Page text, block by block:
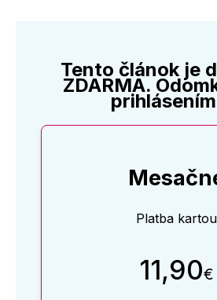
Tento článok je
ZDARMA.
Platba kartou
11,90€